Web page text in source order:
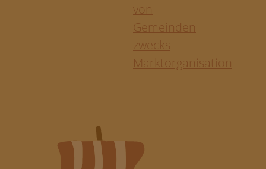
von
Gemeinden
zwecks
Marktorganisation